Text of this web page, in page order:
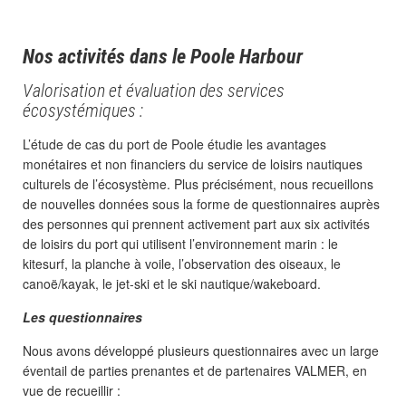
Nos activités dans le Poole Harbour
Valorisation et évaluation des services
écosystémiques :
L’étude de cas du port de Poole étudie les avantages
monétaires et non financiers du service de loisirs nautiques
culturels de l’écosystème. Plus précisément, nous recueillons
de nouvelles données sous la forme de questionnaires auprès
des personnes qui prennent activement part aux six activités
de loisirs du port qui utilisent l’environnement marin : le
kitesurf, la planche à voile, l’observation des oiseaux, le
canoë/kayak, le jet-ski et le ski nautique/wakeboard.
Les questionnaires
Nous avons développé plusieurs questionnaires avec un large
éventail de parties prenantes et de partenaires VALMER, en
vue de recueillir :